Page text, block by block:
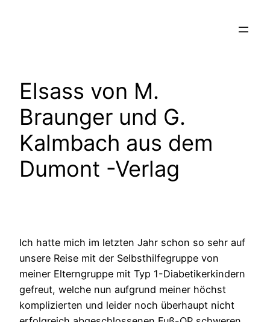
Elsass von M.
Braunger und G.
Kalmbach aus dem
Dumont -Verlag
Ich hatte mich im letzten Jahr schon so sehr auf
unsere Reise mit der Selbsthilfegruppe von
meiner Elterngruppe mit Typ 1-Diabetikerkindern
gefreut, welche nun aufgrund meiner höchst
komplizierten und leider noch überhaupt nicht